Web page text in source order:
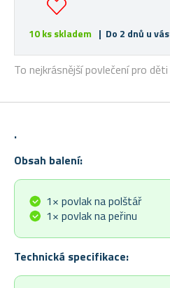
To nejkrásnější povlečení pro děti
10 ks skladem | Do 2 dnů u vás
.
Obsah balení:
1× povlak na polštář
1× povlak na peřinu
Technická specifikace: